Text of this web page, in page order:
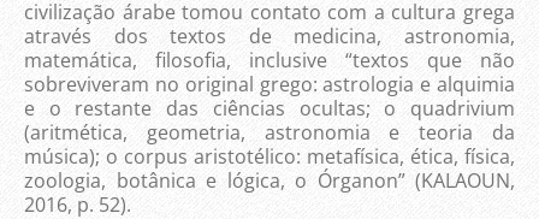
civilização árabe tomou contato com a cultura grega
através dos textos de medicina, astronomia,
matemática, filosofia, inclusive “textos que não
sobreviveram no original grego: astrologia e alquimia
e o restante das ciências ocultas; o quadrivium
(aritmética, geometria, astronomia e teoria da
música); o corpus aristotélico: metafísica, ética, física,
zoologia, botânica e lógica, o Órganon” (KALAOUN,
2016, p. 52).